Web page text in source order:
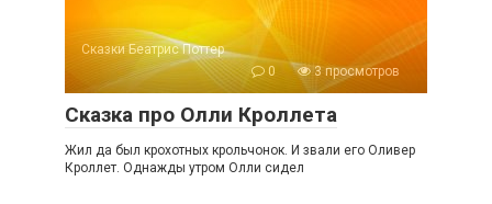
Сказки Беатрис Поттер
0
3 просмотров
Сказка про Олли Кроллета
Жил да был крохотных крольчонок. И звали его Оливер
Кроллет. Однажды утром Олли сидел